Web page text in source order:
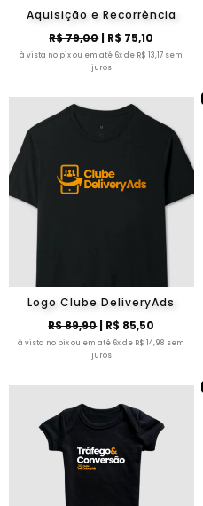
Aquisição e Recorrência
R$ 79,00| R$ 75,10
à vista no pix ou em até 6x de R$ 13,17 sem
juros
Logo Clube DeliveryAds
R$ 89,90| R$ 85,50
à vista no pix ou em até 6x de R$ 14,98 sem
juros